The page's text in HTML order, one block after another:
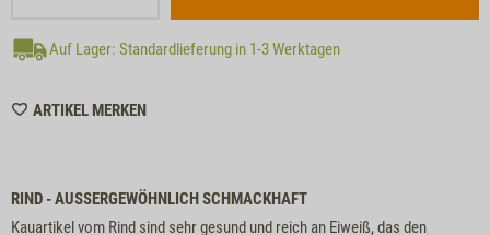
Auf Lager: Standardlieferung in 1-3 Werktagen
ARTIKEL MERKENWISHLIST
RIND - AUSSERGEWÖHNLICH SCHMACKHAFT
Kauartikel vom Rind sind sehr gesund und reich an Eiweiß, das den